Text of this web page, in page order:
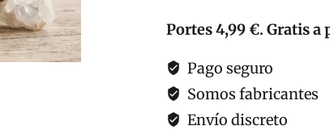
Caminos
cantidad
Portes 4,99 €. Gratis a
Pago seguro
Somos fabricantes
Envío discreto